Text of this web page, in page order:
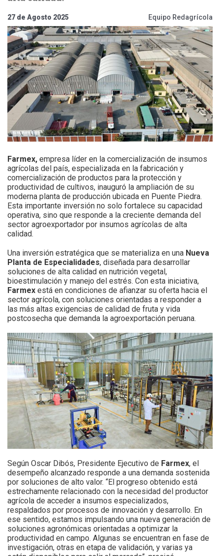
27 de Agosto 2025 Equipo Redagrícola
Farmex, empresa líder en la comercialización de insumos
agrícolas del país, especializada en la fabricación y
comercialización de productos para la protección y
productividad de cultivos, inauguró la ampliación de su
moderna planta de producción ubicada en Puente Piedra.
Esta importante inversión no solo fortalece su capacidad
operativa, sino que responde a la creciente demanda del
sector agroexportador por insumos agrícolas de alta
calidad.
Una inversión estratégica que se materializa en una Nueva
Planta de Especialidades, diseñada para desarrollar
soluciones de alta calidad en nutrición vegetal,
bioestimulación y manejo del estrés. Con esta iniciativa,
Farmex está en condiciones de afianzar su oferta hacia el
sector agrícola, con soluciones orientadas a responder a
las más altas exigencias de calidad de fruta y vida
postcosecha que demanda la agroexportación peruana.
Según Oscar Dibós, Presidente Ejecutivo de Farmex, el
desempeño alcanzado responde a una demanda sostenida
por soluciones de alto valor. “El progreso obtenido está
estrechamente relacionado con la necesidad del productor
agrícola de acceder a insumos especializados,
respaldados por procesos de innovación y desarrollo. En
ese sentido, estamos impulsando una nueva generación de
soluciones agronómicas orientadas a optimizar la
productividad en campo. Algunas se encuentran en fase de
investigación, otras en etapa de validación, y varias ya